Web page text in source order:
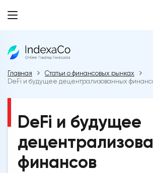
Главная
Статьи о финансовых рынках
DeFi и будущее децентрализованных
DeFi и будущее
финансов